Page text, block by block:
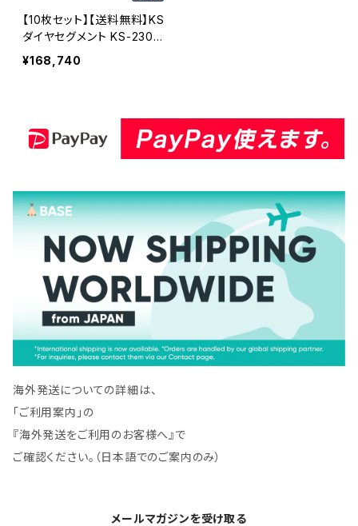
【10枚セット】【送料無料】KS
ダイヤセグメント KS-230S
プロ 9インチ みかげ石・硬
質コンクリートなど (ks-23
¥168,740
海外発送についての詳細は、
「ご利用案内」の
『海外発送をご利用のお客様へ』で
ご確認ください。（日本語でのご案内のみ）
メールマガジンを受け取る